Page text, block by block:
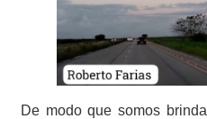
De modo que somos